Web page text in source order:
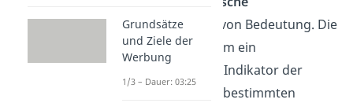
Entscheidungen
von Bedeutung. Die
Kennzahl ist zudem ein
aussagekräftiger Indikator der
Wichtigkeit eines bestimmten
Grundsätze
und Ziele der
Werbung
1/3 – Dauer: 03:25